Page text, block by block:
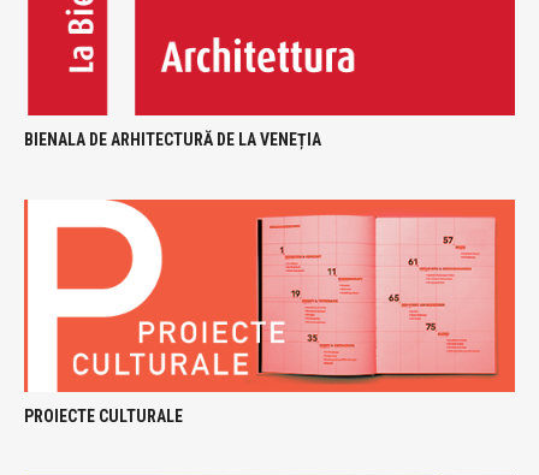
BIENALA DE ARHITECTURĂ DE LA VENEȚIA
PROIECTE CULTURALE